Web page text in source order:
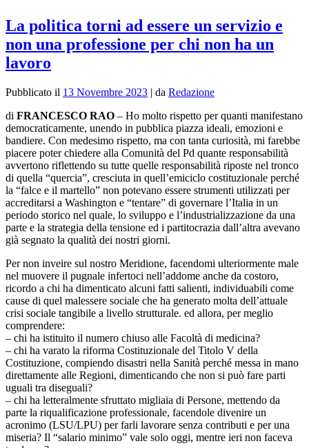
La politica torni ad essere un servizio e
non una professione per chi non ha un
lavoro
Pubblicato il 13 Novembre 2023 | da Redazione
di FRANCESCO RAO – Ho molto rispetto per quanti manifestano
democraticamente, unendo in pubblica piazza ideali, emozioni e
bandiere. Con medesimo rispetto, ma con tanta curiosità, mi farebbe
piacere poter chiedere alla Comunità del Pd quante responsabilità
avvertono riflettendo su tutte quelle responsabilità riposte nel tronco
di quella “quercia”, cresciuta in quell’emiciclo costituzionale perché
la “falce e il martello” non potevano essere strumenti utilizzati per
accreditarsi a Washington e “tentare” di governare l’Italia in un
periodo storico nel quale, lo sviluppo e l’industrializzazione da una
parte e la strategia della tensione ed i partitocrazia dall’altra avevano
già segnato la qualità dei nostri giorni.
Per non inveire sul nostro Meridione, facendomi ulteriormente male
nel muovere il pugnale infertoci nell’addome anche da costoro,
ricordo a chi ha dimenticato alcuni fatti salienti, individuabili come
cause di quel malessere sociale che ha generato molta dell’attuale
crisi sociale tangibile a livello strutturale. ed allora, per meglio
comprendere:
– chi ha istituito il numero chiuso alle Facoltà di medicina?
– chi ha varato la riforma Costituzionale del Titolo V della
Costituzione, compiendo disastri nella Sanità perché messa in mano
direttamente alle Regioni, dimenticando che non si può fare parti
uguali tra diseguali?
– chi ha letteralmente sfruttato migliaia di Persone, mettendo da
parte la riqualificazione professionale, facendole divenire un
acronimo (LSU/LPU) per farli lavorare senza contributi e per una
miseria? Il “salario minimo” vale solo oggi, mentre ieri non faceva